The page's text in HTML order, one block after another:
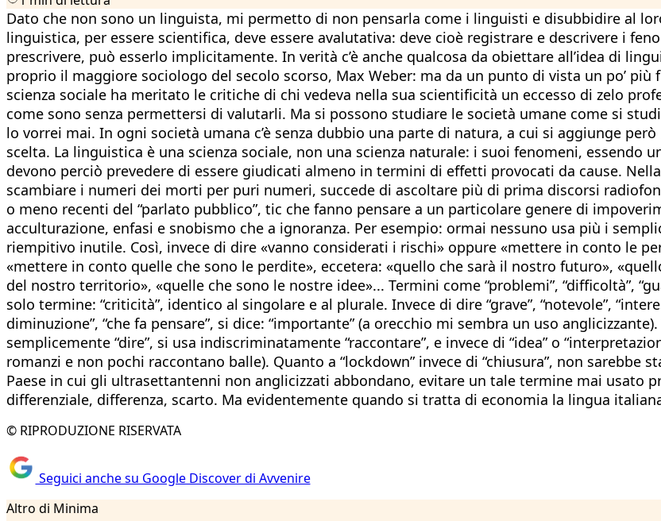
Dato che non sono un linguista, mi permetto di non pensarla come i linguisti e disubbidire al
linguistica, per essere scientifica, deve essere avalutativa: deve cioè registrare e descrivere i
prescrivere, può esserlo implicitamente. In verità c’è anche qualcosa da obiettare all’idea di
proprio il maggiore sociologo del secolo scorso, Max Weber: ma da un punto di vista un po’
scienza sociale ha meritato le critiche di chi vedeva nella sua scientificità un eccesso di zelo
come sono senza permettersi di valutarli. Ma si possono studiare le società umane come si
lo vorrei mai. In ogni società umana c’è senza dubbio una parte di natura, a cui si aggiunge
scelta. La linguistica è una scienza sociale, non una scienza naturale: i suoi fenomeni,
devono perciò prevedere di essere giudicati almeno in termini di effetti provocati da cause.
scambiare i numeri dei morti per puri numeri, succede di ascoltare più di prima discorsi
o meno recenti del “parlato pubblico”, tic che fanno pensare a un particolare genere di
acculturazione, enfasi e snobismo che a ignoranza. Per esempio: ormai nessuno usa più i
riempitivo inutile. Così, invece di dire «vanno considerati i rischi» oppure «mettere in conto le
«mettere in conto quelle che sono le perdite», eccetera: «quello che sarà il nostro futuro»,
del nostro territorio», «quelle che sono le nostre idee»... Termini come “problemi”, “difficoltà”,
solo termine: “criticità”, identico al singolare e al plurale. Invece di dire “grave”, “notevole”,
diminuzione”, “che fa pensare”, si dice: “importante” (a orecchio mi sembra un uso anglicizzante).
semplicemente “dire”, si usa indiscriminatamente “raccontare”, e invece di “idea” o
romanzi e non pochi raccontano balle). Quanto a “lockdown” invece di “chiusura”, non sarebbe
Paese in cui gli ultrasettantenni non anglicizzati abbondano, evitare un tale termine mai usato
differenziale, differenza, scarto. Ma evidentemente quando si tratta di economia la lingua
© RIPRODUZIONE RISERVATA
Seguici anche su Google Discover di Avvenire
Altro di Minima